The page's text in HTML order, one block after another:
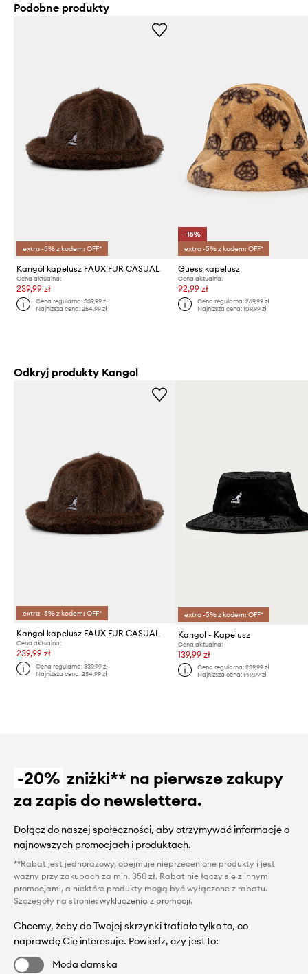
Podobne produkty
extra -5% z kodem: OFF*
Kangol kapelusz FAUX FUR CASUAL
Cena aktualna:
239,99 zł
Cena regularna:339,99 zł
Najniższa cena:254,99 zł
-15%
extra -5% z kodem: OFF*
Guess kapelusz
Cena aktualna:
92,99 zł
Cena regularna: 269,99 zł
Najniższa cena: 109,99 zł
Odkryj produkty Kangol
extra -5% z kodem: OFF*
Kangol kapelusz FAUX FUR CASUAL
Cena aktualna:
239,99 zł
Cena regularna:339,99 zł
Najniższa cena:254,99 zł
extra -5% z kodem: OFF*
Kangol - Kapelusz
Cena aktualna:
139,99 zł
Cena regularna: 239,99 zł
Najniższa cena: 149,99 zł
-20% zniżki** na pierwsze zakupy
za zapis do newslettera.
Dołącz do naszej społeczności, aby otrzymywać informacje o
najnowszych promocjach i produktach.
**Rabat jest jednorazowy, obejmuje nieprzecenione produkty i jest
ważny przy zakupach za min. 350 zł. Rabat nie łączy się z innymi
promocjami, a niektóre produkty mogą być wyłączone z rabatu.
Szczegóły na stronie: wykluczenia z promocji.
Chcemy, żeby do Twojej skrzynki trafiało tylko to, co
naprawdę Cię interesuje. Powiedz, czy jest to:
Moda damska